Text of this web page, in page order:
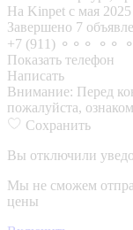
На Kinpet c мая 2025
Завершено 7
+7 (911) ⚬⚬⚬ ⚬⚬
Показать телефон
Написать
Внимание: Перед
пожалуйста,
Сохранить
Вы отключили
Мы не сможем
цены